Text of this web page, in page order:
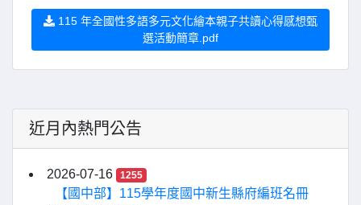
115 年全國性多語多元文化繪本親子共讀心得感想甄
選活動簡章.pdf
近月內熱門公告
2026-07-16 1255
【國中部】115學年度國中新生縣府編班名冊